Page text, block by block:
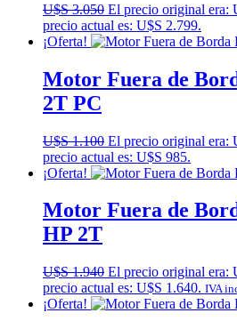
U$S3.050 El precio original era:
precio actual es: U$S 2.799.
¡Oferta!
Motor Fuera de
2T PC
U$S1.100 El precio original era:
precio actual es: U$S 985.
¡Oferta!
Motor Fuera de
HP 2T
U$S1.940 El precio original era:
precio actual es: U$S 1.640. IVA
¡Oferta!